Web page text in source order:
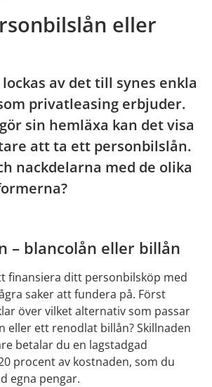
eller
av det till synes enkla
privatleasing erbjuder.
sin hemläxa kan det visa
att ta ett personbilslån.
nackdelarna med de olika
– blancolån eller billån
finansiera ditt personbilsköp med
saker att fundera på. Först
över vilket alternativ som passar
eller ett renodlat billån? Skillnaden
betalar du en lagstadgad
procent av kostnaden, som du
egna pengar.